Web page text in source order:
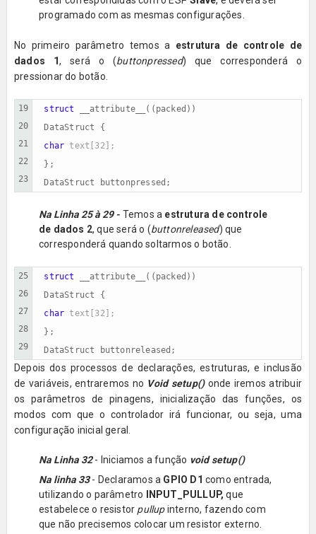
programado com as mesmas configurações.
No primeiro parâmetro temos a estrutura de controle de
dados 1, será o (buttonpressed) que corresponderá o
pressionar do botão.
19
20
21
22
23
struct
__attribute__((packed))
DataStruct {
char text[32];
};
DataStruct buttonpressed;
Na Linha 25 à 29 - Temos a estrutura de controle
de dados 2, que será o (buttonreleased) que
corresponderá quando soltarmos o botão.
25
26
27
28
29
struct
__attribute__((packed))
DataStruct {
char text[32];
};
DataStruct
buttonreleased;
Depois dos processos de declarações, estruturas, e inclusão
de variáveis, entraremos no Void setup()onde iremos atribuir
os parâmetros de pinagens, inicialização das funções, os
modos com que o controlador irá funcionar, ou seja, uma
configuração inicial geral.
Na Linha 32- Iniciamos a função void setup()
Na linha 33- Declaramos a GPIO D1 como entrada,
utilizando o parâmetro INPUT_PULLUP, que
estabelece o resistor pullupinterno, fazendo com
que não precisemos colocar um resistor externo.